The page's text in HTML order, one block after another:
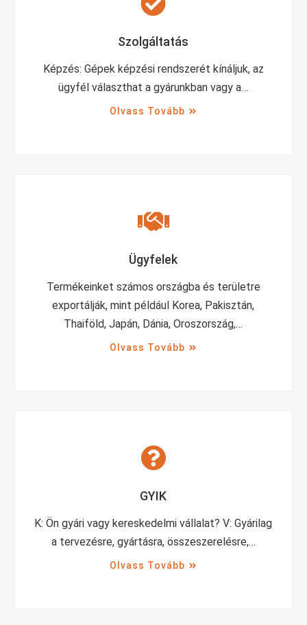
Szolgáltatás
Képzés: Gépek képzési rendszerét kínáljuk, az
ügyfél választhat a gyárunkban vagy a…
Olvass Tovább
Ügyfelek
Termékeinket számos országba és területre
exportálják, mint például Korea, Pakisztán,
Thaiföld, Japán, Dánia, Oroszország,…
Olvass Tovább
GYIK
K: Ön gyári vagy kereskedelmi vállalat? V: Gyárilag
a tervezésre, gyártásra, összeszerelésre,…
Olvass Tovább